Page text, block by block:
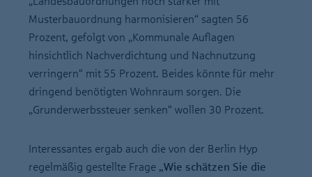
Musterbauordnung harmonisieren“ sagten 56
Prozent, gefolgt von „Kommunale Auflagen
hinsichtlich Nachverdichtung und Nachnutzung
verringern“ mit 55 Prozent. Beides könnte für mehr
dringend benötigten Wohnraum sorgen. Die
„Grunderwerbssteuer senken“ wollen 30 Prozent.
Interessantes ergab auch die von der Berlin Hyp
regelmäßig gestellte Frage „Wie schätzen Sie die